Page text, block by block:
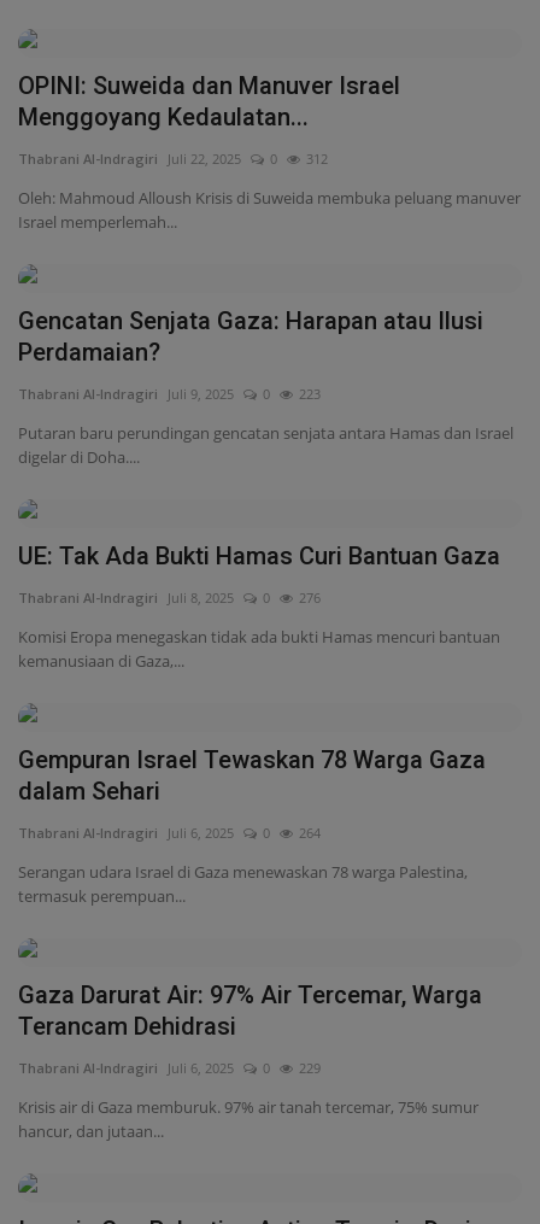
Gencatan Senjata Gaza: Harapan atau Ilusi
Perdamaian?
Thabrani Al-Indragiri Juli 9, 2025 0 223
Putaran baru perundingan gencatan senjata antara Hamas dan Israel
digelar di Doha....
UE: Tak Ada Bukti Hamas Curi Bantuan Gaza
Thabrani Al-Indragiri
Komisi Eropa menegaskan tidak ada bukti Hamas mencuri bantuan
kemanusiaan di Gaza,...
Gempuran Israel Tewaskan 78 Warga Gaza
dalam Sehari
Thabrani Al-Indragiri Juli 6, 2025 0 264
Serangan udara Israel di Gaza menewaskan 78 warga Palestina,
termasuk perempuan...
Gaza Darurat Air: 97% Air Tercemar, Warga
Terancam Dehidrasi
Thabrani Al-Indragiri Juli 6, 2025 0 229
Krisis air di Gaza memburuk. 97% air tanah tercemar, 75% sumur
hancur, dan jutaan...
Inggris Cap Palestine Action Teroris, Dunia
Kecam Represi...
Thabrani Al-Indragiri Juli 6, 2025 0 457
Inggris dikecam dunia setelah melabeli Palestine Action sebagai
organisasi teroris....